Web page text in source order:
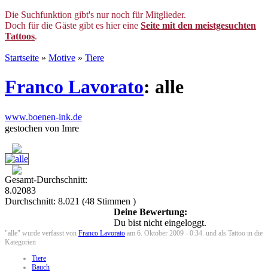
Die Suchfunktion gibt's nur noch für Mitglieder.
Doch für die Gäste gibt es hier eine Seite mit den meistgesuchten
Tattoos.
Startseite » Motive » Tiere
Franco Lavorato: alle
www.boenen-ink.de
gestochen von Imre
Gesamt-Durchschnitt:
8.02083
Durchschnitt: 8.021 (48 Stimmen )
Deine Bewertung:
Du bist nicht eingeloggt.
"alle" wurde verfasst von Franco Lavorato am 6. Oktober 2009 - 0:34. und als Tattoo in die
Kategorien
Tiere
Bauch